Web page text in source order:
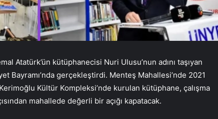
Atatürk’ün kütüphanecisi Nuri Ulusu’nun adını taşıyan
Bayramı’nda gerçekleştirdi. Menteş Mahallesi’nde 2021
Kültür Kompleksi’nde kurulan kütüphane, çalışma
mahallede değerli bir açığı kapatacak.